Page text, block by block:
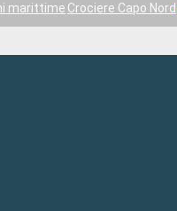
marittime Crociere Capo Nord